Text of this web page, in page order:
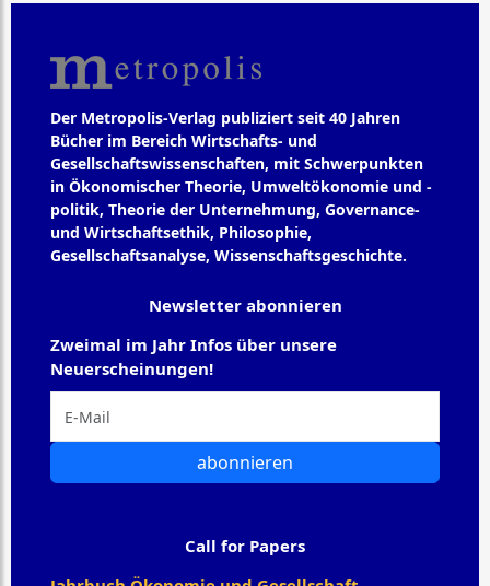
Der Metropolis-Verlag publiziert seit 40 Jahren
Bücher im Bereich Wirtschafts- und
Gesellschaftswissenschaften, mit Schwerpunkten
in Ökonomischer Theorie, Umweltökonomie und -
politik, Theorie der Unternehmung, Governance-
und Wirtschaftsethik, Philosophie,
Gesellschaftsanalyse, Wissenschaftsgeschichte.
Newsletter abonnieren
Zweimal im Jahr Infos über unsere
Neuerscheinungen!
abonnieren
Call for Papers